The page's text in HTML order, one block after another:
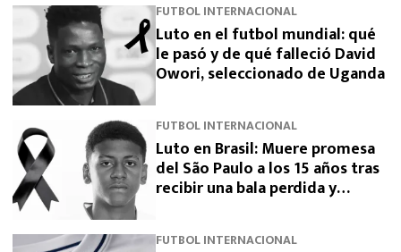
FUTBOL INTERNACIONAL
Luto en el futbol mundial: qué
le pasó y de qué falleció David
Owori, seleccionado de Uganda
FUTBOL INTERNACIONAL
Luto en Brasil: Muere promesa
del São Paulo a los 15 años tras
recibir una bala perdida y
FUTBOL INTERNACIONAL